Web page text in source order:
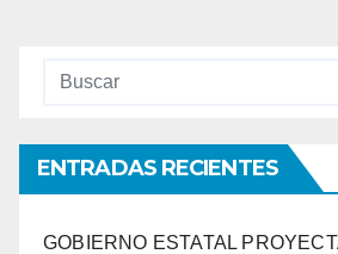
ENTRADAS RECIENTES
GOBIERNO ESTATAL